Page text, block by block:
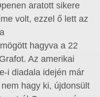
aratott sikere
volt, ezzel ő lett az
hagyva a 22
Az amerikai
i diadala idején már
hagy ki, újdonsült